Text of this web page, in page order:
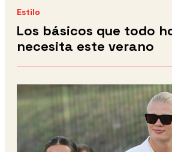
Estilo
Los básicos que todo
necesita este verano